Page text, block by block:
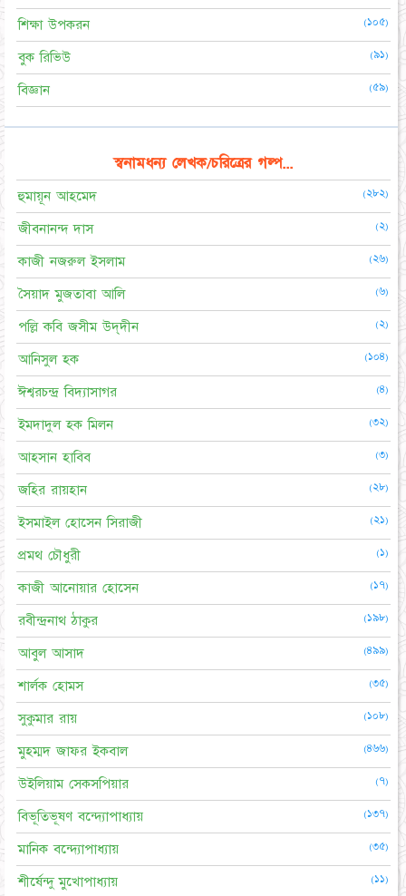
শিক্ষা উপকরন (১০৫)
বুক রিভিউ (৯১)
বিজ্ঞান (৫৯)
স্বনামধন্য লেখক/চরিত্রের গল্প...
হুমায়ূন আহমেদ (২৮২)
জীবনানন্দ দাস (২)
কাজী নজরুল ইসলাম (২৬)
সৈয়াদ মুজতাবা আলি (৬)
পল্লি কবি জসীম উদ্‌দীন (২)
আনিসুল হক (১০৪)
ঈশ্বরচন্দ্র বিদ্যাসাগর (৪)
ইমদাদুল হক মিলন (৩২)
আহসান হাবিব (৩)
জহির রায়হান (২৮)
ইসমাইল হোসেন সিরাজী (২১)
প্রমথ চৌধুরী (১)
কাজী আনোয়ার হোসেন (১৭)
রবীন্দ্রনাথ ঠাকুর (১৯৮)
আবুল আসাদ (৪৯৯)
শার্লক হোমস (৩৫)
সুকুমার রায় (১০৮)
মুহম্মদ জাফর ইকবাল (৪৬৬)
উইলিয়াম সেকসপিয়ার (৭)
বিভূতিভূষণ বন্দ্যোপাধ্যায় (১৩৭)
মানিক বন্দ্যোপাধ্যায় (৩৫)
শীর্ষেন্দু মুখোপাধ্যায় (১১)